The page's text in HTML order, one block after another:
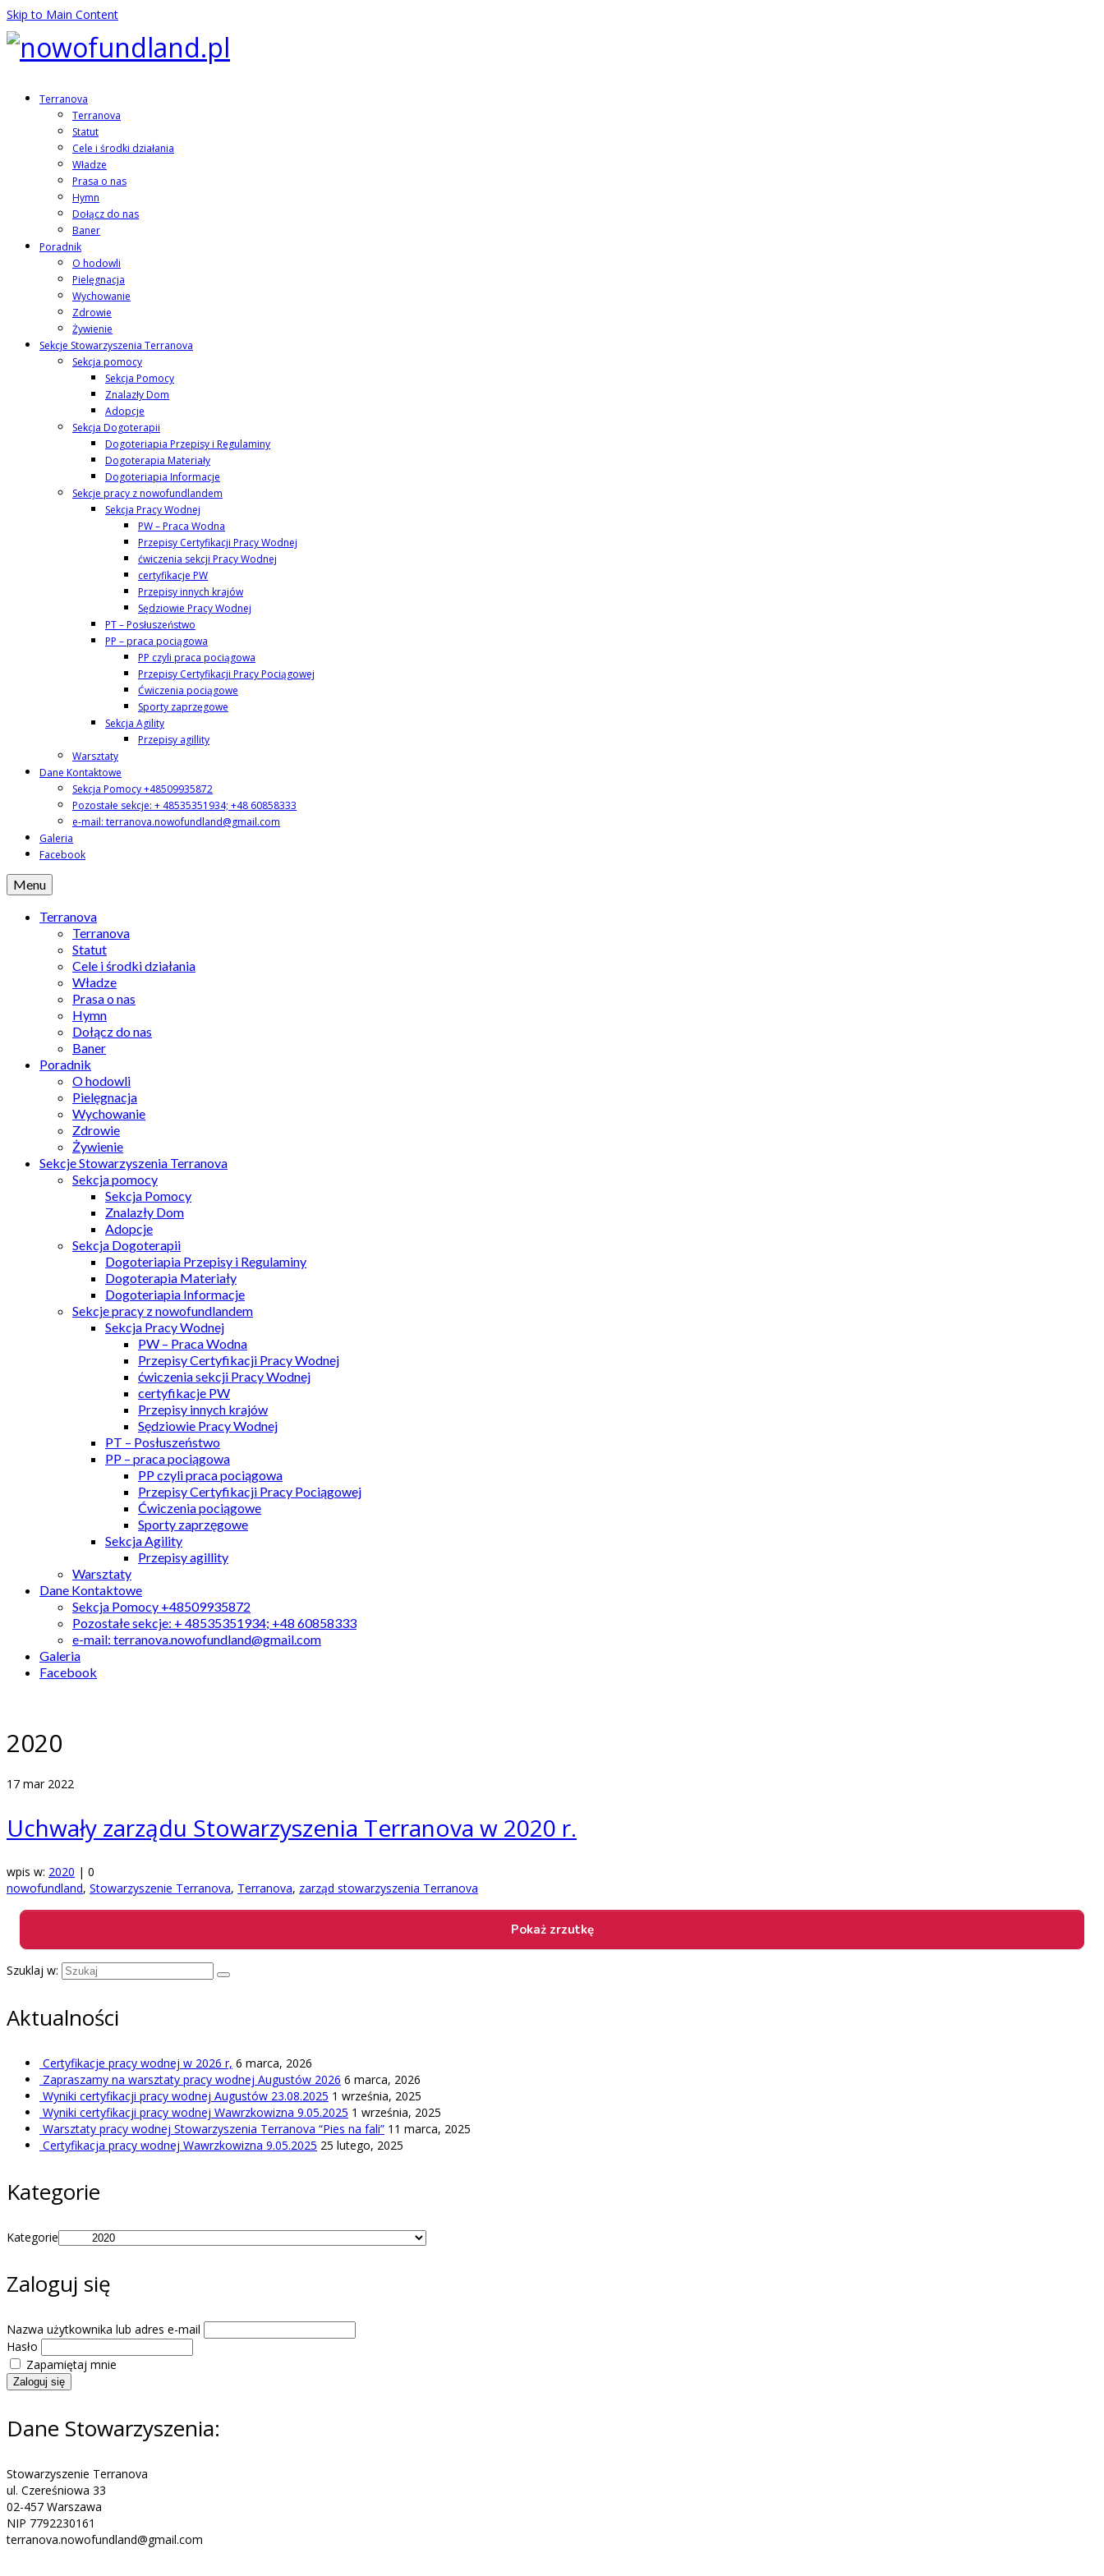
Skip to Main Content
Terranova
Terranova
Statut
Cele i środki działania
Władze
Prasa o nas
Hymn
Dołącz do nas
Baner
Poradnik
O hodowli
Pielęgnacja
Wychowanie
Zdrowie
Żywienie
Sekcje Stowarzyszenia Terranova
Sekcja pomocy
Sekcja Pomocy
Znalazły Dom
Adopcje
Sekcja Dogoterapii
Dogoteriapia Przepisy i Regulaminy
Dogoterapia Materiały
Dogoteriapia Informacje
Sekcje pracy z nowofundlandem
Sekcja Pracy Wodnej
PW – Praca Wodna
Przepisy Certyfikacji Pracy Wodnej
ćwiczenia sekcji Pracy Wodnej
certyfikacje PW
Przepisy innych krajów
Sędziowie Pracy Wodnej
PT – Posłuszeństwo
PP – praca pociągowa
PP czyli praca pociągowa
Przepisy Certyfikacji Pracy Pociągowej
Ćwiczenia pociągowe
Sporty zaprzęgowe
Sekcja Agility
Przepisy agillity
Warsztaty
Dane Kontaktowe
Sekcja Pomocy +48509935872
Pozostałe sekcje: + 48535351934; +48 60858333
e-mail: terranova.nowofundland@gmail.com
Galeria
Facebook
Menu
Terranova
Terranova
Statut
Cele i środki działania
Władze
Prasa o nas
Hymn
Dołącz do nas
Baner
Poradnik
O hodowli
Pielęgnacja
Wychowanie
Zdrowie
Żywienie
Sekcje Stowarzyszenia Terranova
Sekcja pomocy
Sekcja Pomocy
Znalazły Dom
Adopcje
Sekcja Dogoterapii
Dogoteriapia Przepisy i Regulaminy
Dogoterapia Materiały
Dogoteriapia Informacje
Sekcje pracy z nowofundlandem
Sekcja Pracy Wodnej
PW – Praca Wodna
Przepisy Certyfikacji Pracy Wodnej
ćwiczenia sekcji Pracy Wodnej
certyfikacje PW
Przepisy innych krajów
Sędziowie Pracy Wodnej
PT – Posłuszeństwo
PP – praca pociągowa
PP czyli praca pociągowa
Przepisy Certyfikacji Pracy Pociągowej
Ćwiczenia pociągowe
Sporty zaprzęgowe
Sekcja Agility
Przepisy agillity
Warsztaty
Dane Kontaktowe
Sekcja Pomocy +48509935872
Pozostałe sekcje: + 48535351934; +48 60858333
e-mail: terranova.nowofundland@gmail.com
Galeria
Facebook
2020
17 mar 2022
Uchwały zarządu Stowarzyszenia Terranova w 2020 r.
wpis w: 2020 | 0
nowofundland, Stowarzyszenie Terranova, Terranova, zarząd stowarzyszenia Terranova
Szuklaj w:
Aktualności
Certyfikacje pracy wodnej w 2026 r, 6 marca, 2026
Zapraszamy na warsztaty pracy wodnej Augustów 2026 6 marca, 2026
Wyniki certyfikacji pracy wodnej Augustów 23.08.2025 1 września, 2025
Wyniki certyfikacji pracy wodnej Wawrzkowizna 9.05.2025 1 września, 2025
Warsztaty pracy wodnej Stowarzyszenia Terranova “Pies na fali” 11 marca, 2025
Certyfikacja pracy wodnej Wawrzkowizna 9.05.2025 25 lutego, 2025
Kategorie
Kategorie
Zaloguj się
Nazwa użytkownika lub adres e-mail
Hasło
Zapamiętaj mnie
Zaloguj się
Dane Stowarzyszenia:
Stowarzyszenie Terranova
ul. Czereśniowa 33
02-457 Warszawa
NIP 7792230161
terranova.nowofundland@gmail.com